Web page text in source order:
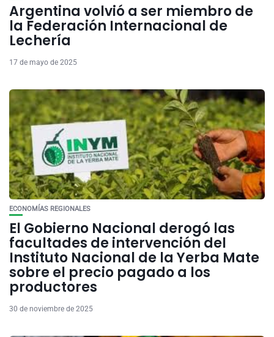
Argentina volvió a ser miembro de
la Federación Internacional de
Lechería
17 de mayo de 2025
ECONOMÍAS REGIONALES
El Gobierno Nacional derogó las
facultades de intervención del
Instituto Nacional de la Yerba Mate
sobre el precio pagado a los
productores
30 de noviembre de 2025